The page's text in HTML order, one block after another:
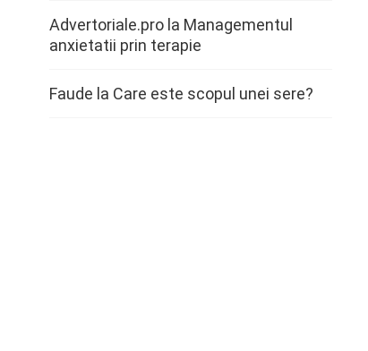
Advertoriale.pro la Managementul
anxietatii prin terapie
Faude la Care este scopul unei sere?